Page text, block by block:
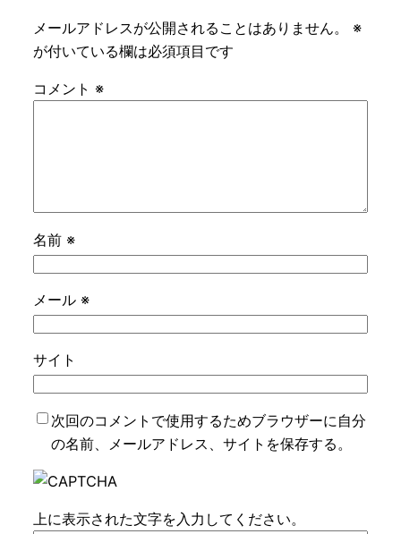
メールアドレスが公開されることはありません。
※
が付いている欄は必須項目です
コメント ※
名前 ※
メール ※
サイト
次回のコメントで使用するためブラウザーに自分
の名前、メールアドレス、サイトを保存する。
上に表示された文字を入力してください。